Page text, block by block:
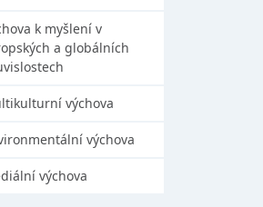
k myšlení v
a globálních
výchova
výchova
výchova